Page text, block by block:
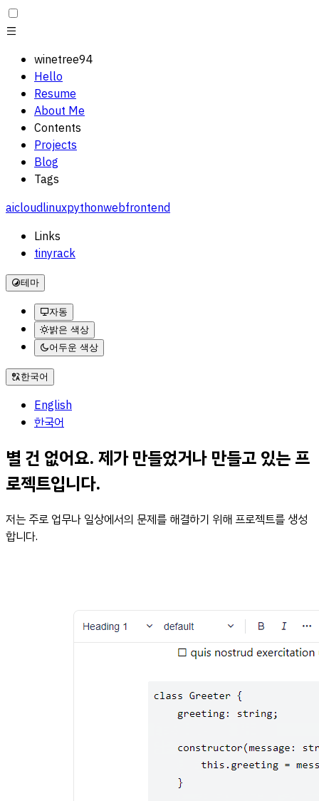
winetree94
Hello
Resume
About Me
Contents
Projects
Blog
Tags
aicloudlinuxpythonwebfrontend
Links
tinyrack
테마
자동
밝은 색상
어두운 색상
한국어
English
한국어
별 건 없어요. 제가 만들었거나 만들고 있는 프
로젝트입니다.
저는 주로 업무나 일상에서의 문제를 해결하기 위해 프로젝트를 생성
합니다.